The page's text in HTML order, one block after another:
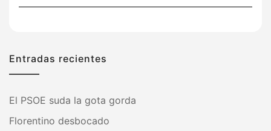
Entradas recientes
El PSOE suda la gota gorda
Florentino desbocado